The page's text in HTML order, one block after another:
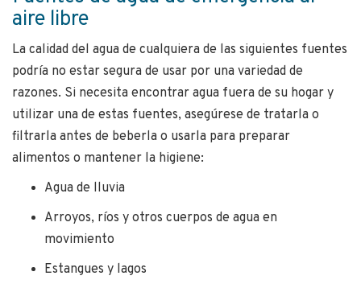
aire libre
La calidad del agua de cualquiera de las siguientes fuentes
podría no estar segura de usar por una variedad de
razones. Si necesita encontrar agua fuera de su hogar y
utilizar una de estas fuentes, asegúrese de tratarla o
filtrarla antes de beberla o usarla para preparar
alimentos o mantener la higiene:
Agua de lluvia
Arroyos, ríos y otros cuerpos de agua en
movimiento
Estangues y lagos